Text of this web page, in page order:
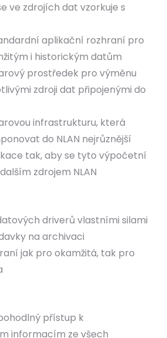
ve zdrojích dat vzorkuje s
aplikační rozhraní pro
i historickým datům
prostředek pro výměnu
zdroji dat připojenými do
infrastrukturu, která
do NLAN nejrůznější
tak, aby se tyto výpočetní
zdrojem NLAN
driverů vlastními silami
na archivaci
jak pro okamžitá, tak pro
přístup k
informacím ze všech